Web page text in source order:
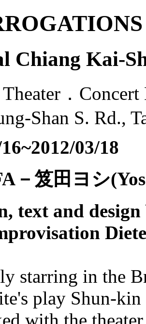
Chiang Kai-
．
Shan S. Rd.,
03/18
－笈田ヨシ
text and design
starring in the
play Shun-kin
with the